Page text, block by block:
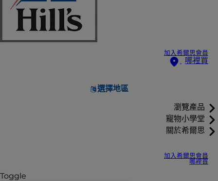
加入希爾思會員
哪裡買
選擇地區
瀏覽產品
寵物小學堂
關於希爾思
加入希爾思會員
哪裡買
Toggle